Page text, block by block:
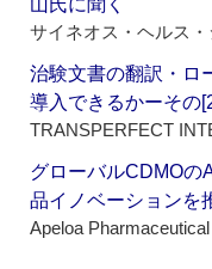
山氏に聞く
サイネオス・ヘルス
治験文書の翻訳・ロ
導入できるかーその
TRANSPERFECT
グローバルCDMOの
品イノベーションを
Apeloa Pharmaceutical